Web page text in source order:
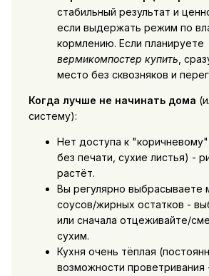
стабильный результат и
если выдержать режим по
кормлению. Если планируете
вермикомпостер купить ,
место без сквозняков и
Когда лучше не начинать дома
систему):
Нет доступа к
без печати, сухие листья) -
растёт.
Вы регулярно выбрасываете
соусов/жирных остатков -
или сначала отцеживайте/
сухим.
Кухня очень тёплая
возможности проветривания